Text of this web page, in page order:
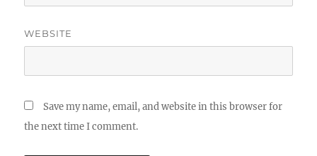
WEBSITE
Save my name, email, and website in this browser for
the next time I comment.